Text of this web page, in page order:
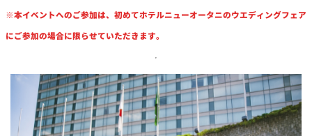
結婚式場探しを始めたばかりのおふたり
「結婚が決まったけど、何から始めればいいの？」と迷ってい
い」おふたり
様々なウエディングスタイル（王道ラグジュアリー／和婚／ナ
チュラル／少人数など）から悩んでいるおふたり
※本イベントへのご参加は、初めてホテルニューオータニのウエディングフェア
にご参加の場合に限らせていただきます。